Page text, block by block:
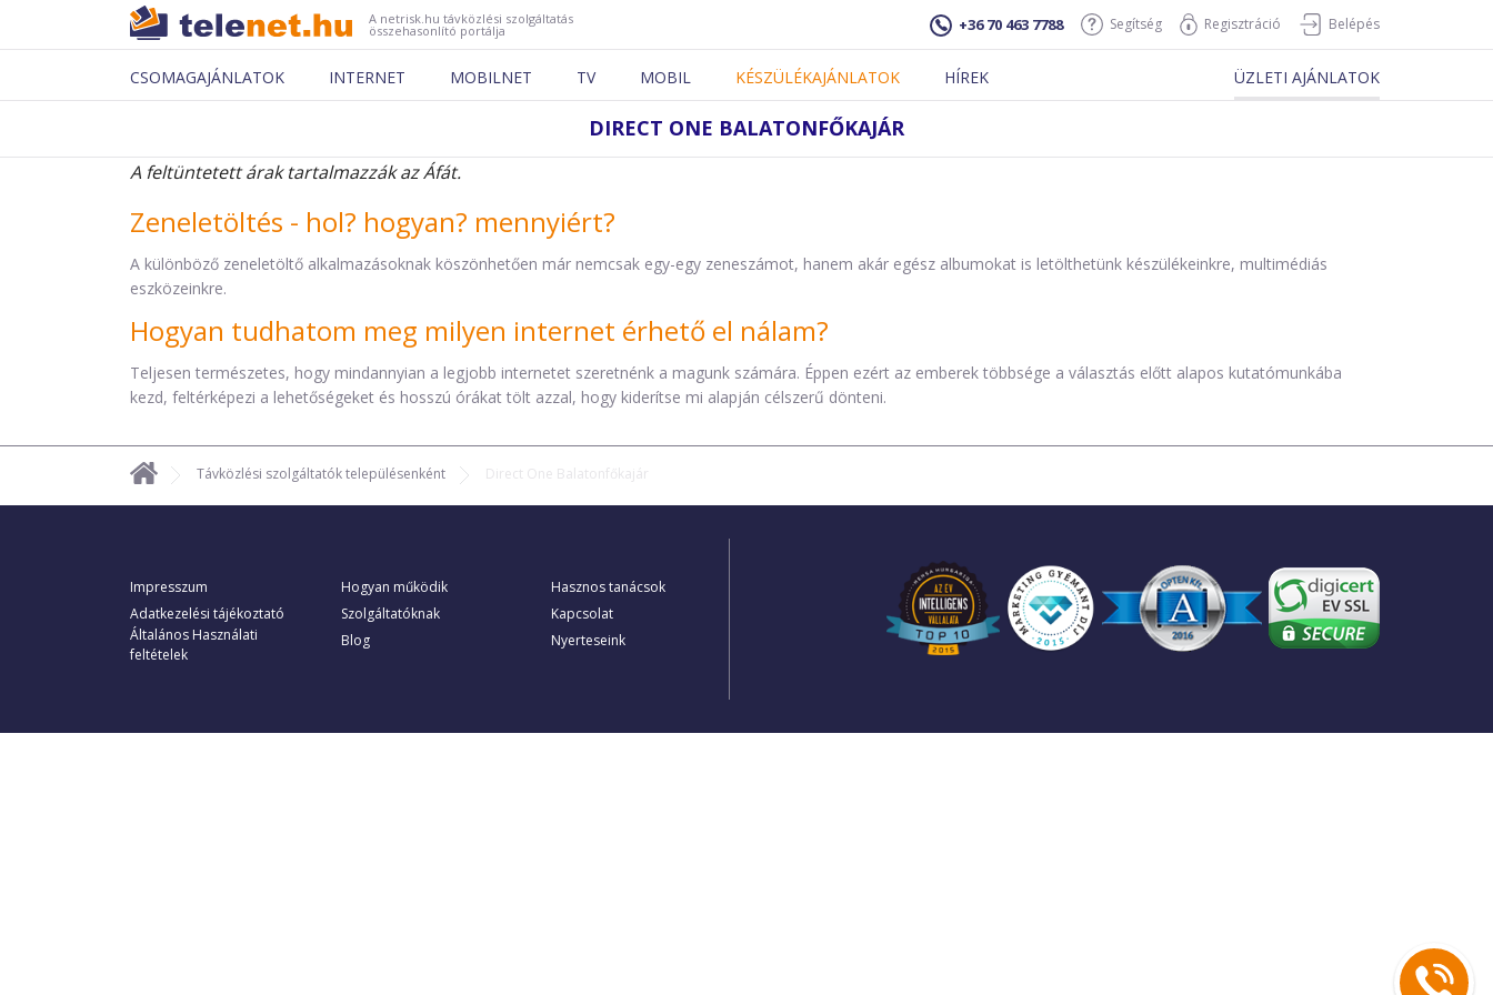
A netrisk.hu távközlési szolgáltatás
összehasonlító portálja +36 70 463 7788 Segítség Regisztráció Belépés
CSOMAGAJÁNLATOK INTERNET MOBILNET TV MOBIL KÉSZÜLÉKAJÁNLATOK HÍREK ÜZLETI AJÁNLATOK
DIRECT ONE BALATONFŐKAJÁR
A feltüntetett árak tartalmazzák az Áfát.
Zeneletöltés - hol? hogyan? mennyiért?
A különböző zeneletöltő alkalmazásoknak köszönhetően már nemcsak egy-egy zeneszámot, hanem akár egész albumokat is letölthetünk készülékeinkre, multimédiás
eszközeinkre.
Hogyan tudhatom meg milyen internet érhető el nálam?
Teljesen természetes, hogy mindannyian a legjobb internetet szeretnénk a magunk számára. Éppen ezért az emberek többsége a választás előtt alapos kutatómunkába
kezd, feltérképezi a lehetőségeket és hosszú órákat tölt azzal, hogy kiderítse mi alapján célszerű dönteni.
Távközlési szolgáltatók településenként Direct One Balatonfőkajár
Impresszum
Adatkezelési tájékoztató
Általános Használati
feltételek
Hogyan működik
Szolgáltatóknak
Blog
Hasznos tanácsok
Kapcsolat
Nyerteseink